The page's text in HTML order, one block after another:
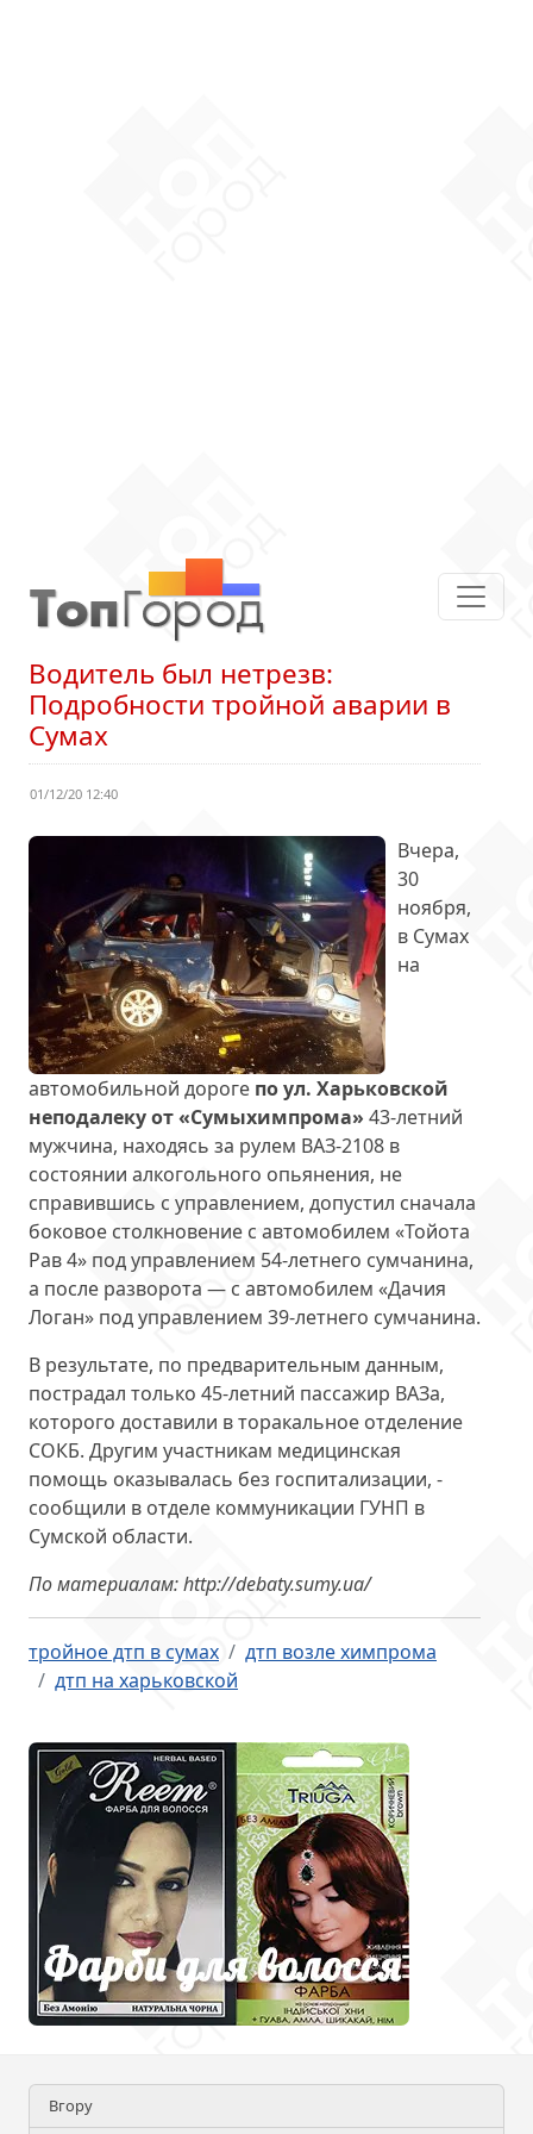
Водитель был нетрезв:
Подробности тройной аварии в
Сумах
01/12/20 12:40
Вчера,
30
ноября,
в Сумах
на
автомобильной дороге по ул. Харьковской
неподалеку от «Сумыхимпрома» 43-летний
мужчина, находясь за рулем ВАЗ-2108 в
состоянии алкогольного опьянения, не
справившись с управлением, допустил сначала
боковое столкновение с автомобилем «Тойота
Рав 4» под управлением 54-летнего сумчанина,
а после разворота — с автомобилем «Дачия
Логан» под управлением 39-летнего сумчанина.
В результате, по предварительным данным,
пострадал только 45-летний пассажир ВАЗа,
которого доставили в торакальное отделение
СОКБ. Другим участникам медицинская
помощь оказывалась без госпитализации, -
сообщили в отделе коммуникации ГУНП в
Сумской области.
По материалам: http://debaty.sumy.ua/
тройное дтп в сумах
дтп возле химпрома
дтп на харьковской
Вгору